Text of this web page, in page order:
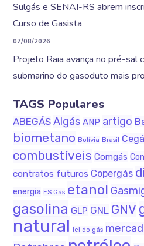
Sulgás e SENAI-RS abrem
Curso de Gasista
07/08/2026
Projeto Raia avança no pré-sal
submarino do gasoduto mais
TAGS Populares
ABEGÁS Algás ANP artigo
biometano Bolívia Brasil
combustíveis Comgás
contratos futuros Copergás
energia ES Gás etanol
gasolina GLP GNL GNV
natural lei do gás